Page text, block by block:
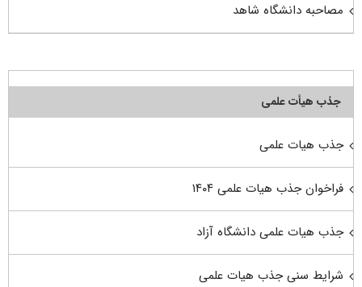
مصاحبه دانشگاه شاهد
جذب هیأت علمی
جذب هیات علمی
فراخوان جذب هیات علمی ۱۴۰۴
جذب هیات علمی دانشگاه آزاد
شرایط سنی جذب هیات علمی